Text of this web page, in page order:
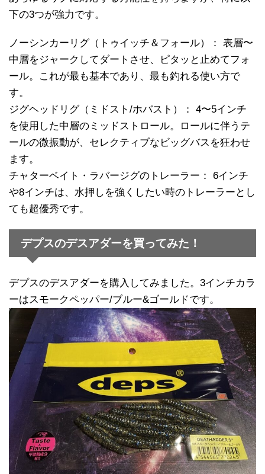
下の3つが強力です。
ノーシンカーリグ（トゥイッチ＆フォール）： 表層〜
中層をジャークしてダートさせ、ピタッと止めてフォ
ール。これが最も基本であり、最も釣れる使い方で
す。
ジグヘッドリグ（ミドスト/ホバスト）： 4〜5インチ
を使用した中層のミッドストロール。ロールに伴うテ
ールの微振動が、セレクティブなビッグバスを狂わせ
ます。
チャターベイト・ラバージグのトレーラー： 6インチ
や8インチは、水押しを強くしたい時のトレーラーとし
ても超優秀です。
デプスのデスアダーを買ってみた！
デプスのデスアダーを購入してみました。3インチカラ
ーはスモークペッパー/ブルー&ゴールドです。